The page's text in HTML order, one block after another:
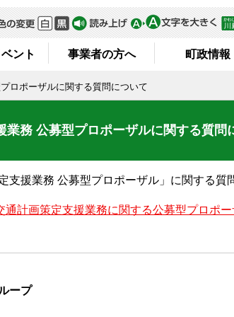
ント 事業者の方へ 町政情報
ロポーザルに関する質問について
業務 公募型プロポーザルに関する質問
支援業務 公募型プロポーザル」に関する質
通計画策定支援業務に関する公募型プロポ
ープ